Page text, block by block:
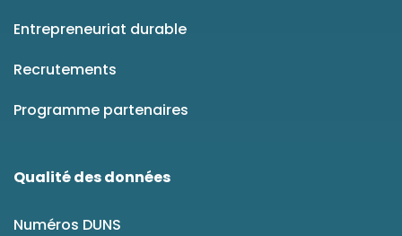
Entrepreneuriat durable
Recrutements
Programme partenaires
Qualité des données
Numéros DUNS